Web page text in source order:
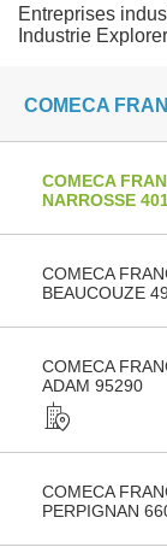
Entreprises
Industrie Explorer
COMECA
COMECA
NARROSSE
COMECA
BEAUCOUZE
COMECA
ADAM 95290
COMECA
PERPIGNAN